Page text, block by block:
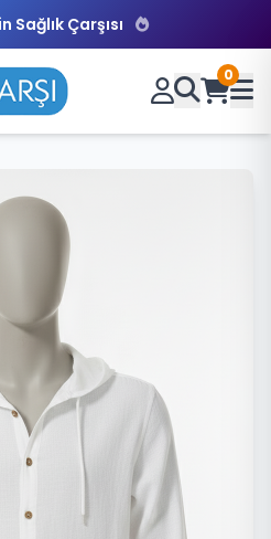
Sağlık Çarşısı
0